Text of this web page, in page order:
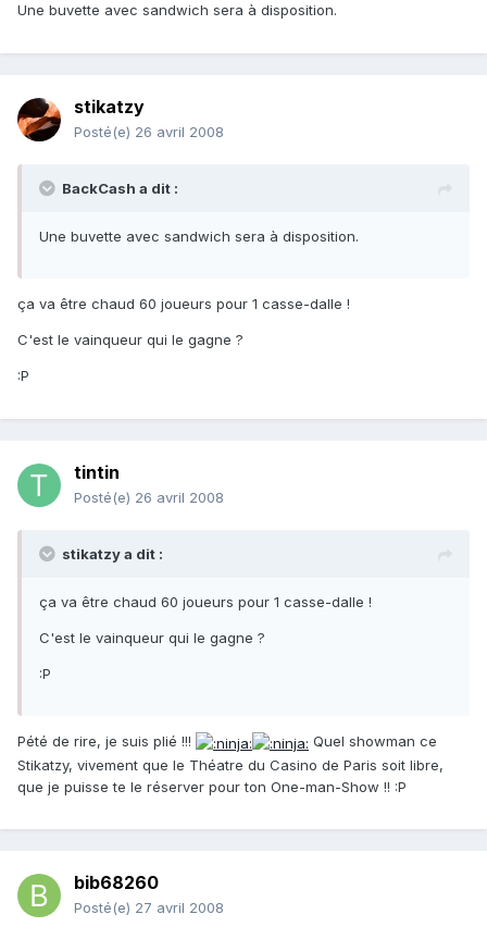
Une buvette avec sandwich sera à disposition.
stikatzy
Posté(e) 26 avril 2008
BackCash a dit :
Une buvette avec sandwich sera à disposition.
ça va être chaud 60 joueurs pour 1 casse-dalle !
C'est le vainqueur qui le gagne ?
:P
tintin
Posté(e) 26 avril 2008
stikatzy a dit :
ça va être chaud 60 joueurs pour 1 casse-dalle !
C'est le vainqueur qui le gagne ?
:P
Pété de rire, je suis plié !!!
Quel showman ce
Stikatzy, vivement que le Théatre du Casino de Paris soit libre,
que je puisse te le réserver pour ton One-man-Show !! :P
bib68260
Posté(e) 27 avril 2008